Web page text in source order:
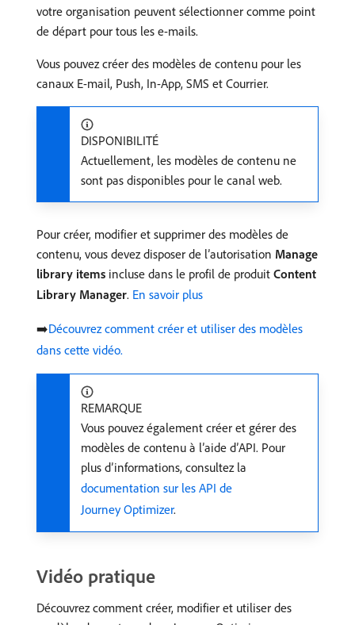
votre organisation peuvent sélectionner comme point
de départ pour tous les e-mails.
Vous pouvez créer des modèles de contenu pour les
canaux E-mail, Push, In-App, SMS et Courrier.
DISPONIBILITÉ
Actuellement, les modèles de contenu ne
sont pas disponibles pour le canal web.
Pour créer, modifier et supprimer des modèles de
contenu, vous devez disposer de l’autorisation Manage
library items incluse dans le profil de produit Content
Library Manager. En savoir plus
➡️Découvrez comment créer et utiliser des modèles
dans cette vidéo.
REMARQUE
Vous pouvez également créer et gérer des
modèles de contenu à l’aide d’API. Pour
plus d’informations, consultez la
documentation sur les API de
Journey Optimizer.
Vidéo pratique
Découvrez comment créer, modifier et utiliser des